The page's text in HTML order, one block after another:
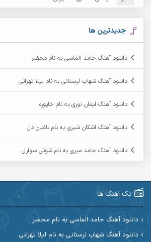
آرشام
آرکاداش
آرین صیادی
آرین مریدی
آوات بوکانی آوات یگانه
جدیدترین ها
دانلود آهنگ حامد الماسی به نام محضر
دانلود آهنگ شهاب لرستانی به نام لیلا تهرانی
دانلود آهنگ ایمان نوری به نام خاپوره
دانلود آهنگ اشکان شیری به نام باغبان دل
دانلود آهنگ حامد میری به نام شوتی سوارل
تک آهنگ ها
دانلود آهنگ حامد الماسی به نام محضر
دانلود آهنگ شهاب لرستانی به نام لیلا تهرانی